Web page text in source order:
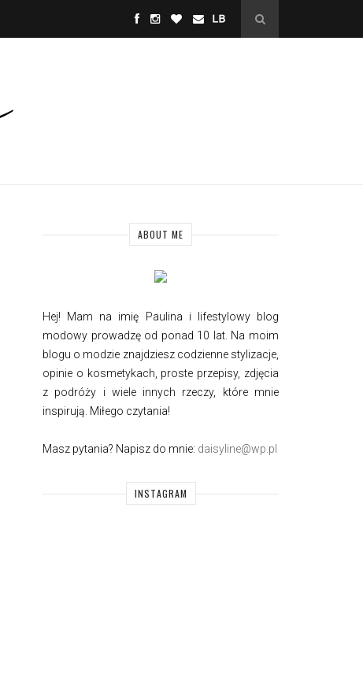
ABOUT ME
Hej! Mam na imię Paulina i lifestylowy blog
modowy prowadzę od ponad 10 lat. Na moim
blogu o modzie znajdziesz codzienne stylizacje,
opinie o kosmetykach, proste przepisy, zdjęcia
z podróży i wiele innych rzeczy, które mnie
inspirują. Miłego czytania!
Masz pytania? Napisz do mnie: daisyline@wp.pl
INSTAGRAM